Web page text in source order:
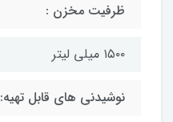
ظرفیت مخزن :
۱۵۰۰ میلی لیتر
نوشیدنی های قابل تهیه: